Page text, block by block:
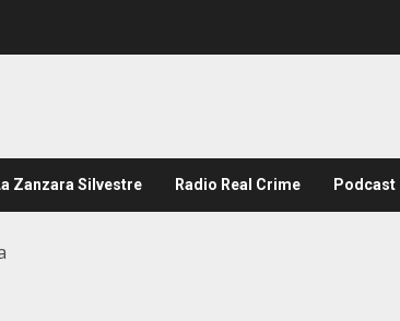
Zanzara Silvestre Radio Real Crime Podcast